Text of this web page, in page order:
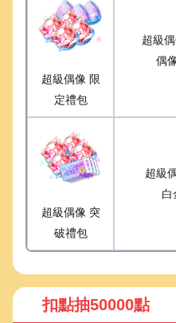
超級偶像 限
定禮包
超級
偶
超級偶像 突
破禮包
超級
白
扣點抽50000點